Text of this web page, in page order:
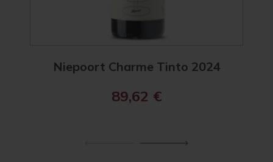
Niepoort Charme Tinto 2024
89,62 €